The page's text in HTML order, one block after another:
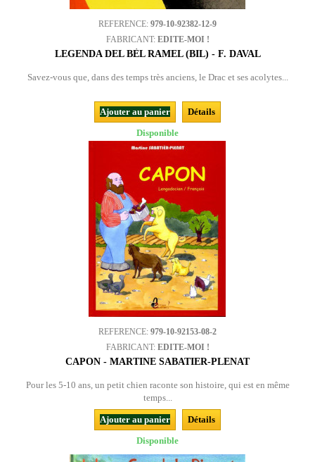
REFERENCE: 979-10-92382-12-9
FABRICANT: EDITE-MOI !
LEGENDA DEL BÈL RAMEL (BIL) - F. DAVAL
Savez-vous que, dans des temps très anciens, le Drac et ses acolytes...
Ajouter au panier
Détails
Disponible
REFERENCE: 979-10-92153-08-2
FABRICANT: EDITE-MOI !
CAPON - MARTINE SABATIER-PLENAT
Pour les 5-10 ans, un petit chien raconte son histoire, qui est en même
temps...
Ajouter au panier
Détails
Disponible